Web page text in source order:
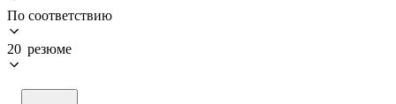
По соответствию
20 резюме